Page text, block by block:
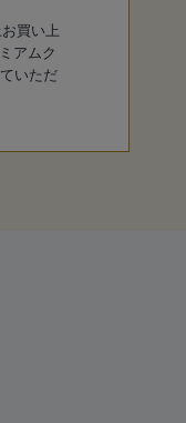
買い上
アムク
いただ